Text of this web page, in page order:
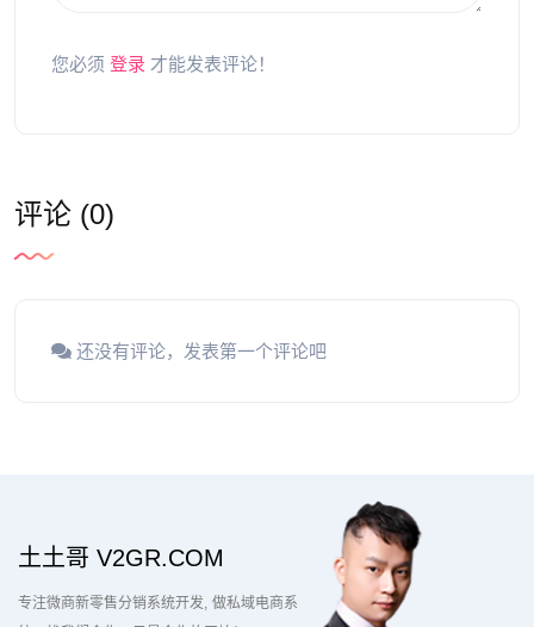
您必须 登录 才能发表评论！
评论 (0)
还没有评论，发表第一个评论吧
土土哥 V2GR.COM
专注微商新零售分销系统开发 做私域电商系